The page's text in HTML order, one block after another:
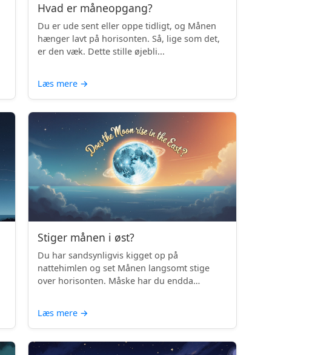
Hvad er måneopgang?
Du er ude sent eller oppe tidligt, og Månen
hænger lavt på horisonten. Så, lige som det,
er den væk. Dette stille øjebli...
Læs mere →
Stiger månen i øst?
Du har sandsynligvis kigget op på
nattehimlen og set Månen langsomt stige
over horisonten. Måske har du endda
Læs mere →